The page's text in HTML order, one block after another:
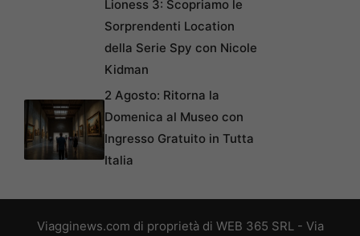
Lioness 3: Scopriamo le
Sorprendenti Location
della Serie Spy con Nicole
Kidman
2 Agosto: Ritorna la
Domenica al Museo con
Ingresso Gratuito in Tutta
Italia
Viagginews.com di proprietà di WEB 365 SRL - Via